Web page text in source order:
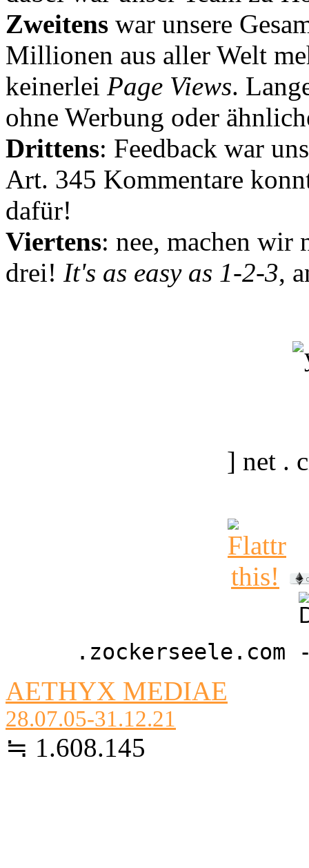
Zweitens war unsere
Millionen aus aller Welt
keinerlei Page Views.
ohne Werbung oder
Drittens: Feedback war
Art. 345 Kommentare
dafür!
Viertens: nee, machen wir
drei! It's as easy as 1-2-3,
] net .
AETHYX MEDIAE
28.07.05-31.12.21
≒ 1.608.145